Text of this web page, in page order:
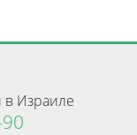
в Израиле